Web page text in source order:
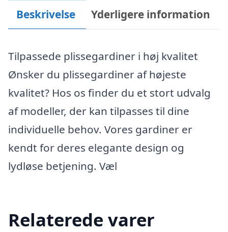
Beskrivelse Yderligere information
Tilpassede plissegardiner i høj kvalitet
Ønsker du plissegardiner af højeste
kvalitet? Hos os finder du et stort udvalg
af modeller, der kan tilpasses til dine
individuelle behov. Vores gardiner er
kendt for deres elegante design og
lydløse betjening. Væl
Relaterede varer